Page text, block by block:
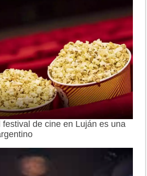
festival de cine en Luján es una